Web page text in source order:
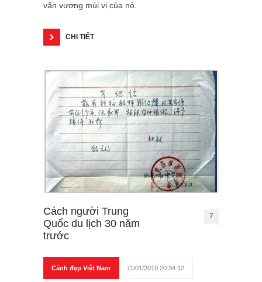
vấn vương mùi vị của nó.
CHI TIẾT
Cách người Trung
Quốc du lịch 30 năm
trước
7
Cảnh đẹp Việt Nam 11/01/2019 20:34:12